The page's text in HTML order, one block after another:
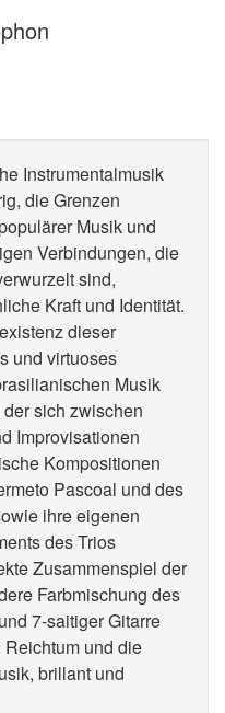
Instrumentalmusik
die Grenzen
Musik und
Verbindungen, die
sind,
Kraft und Identität.
dieser
und virtuoses
Musik
sich zwischen
Improvisationen
Kompositionen
Pascoal und des
ihre eigenen
des Trios
Zusammenspiel der
Farbmischung des
7-saitiger Gitarre
und die
brillant und